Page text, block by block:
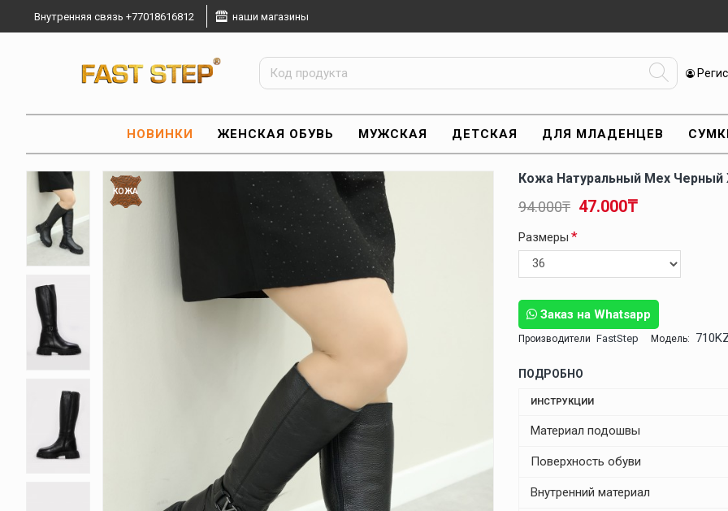
Внутренняя связь +77018616812 наши магазины
НОВИНКИ ЖЕНСКАЯ ОБУВЬ МУЖСКАЯ ДЕТСКАЯ ДЛЯ МЛАДЕНЦЕВ
КОЖА
Кожа Натуральный Мех Черный
Заказ на Whatsapp
Производители FastStep Модель:
47.000₸
94.000₸
Размеры
ПОДРОБНО
ИНСТРУКЦИИ
Материал подошвы
Поверхность обуви
Внутренний материал